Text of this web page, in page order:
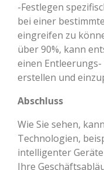
-Festlegen
bei einer
eingreifen zu
über 90%, kann
einen
erstellen und
Abschluss
Wie Sie sehen,
Technologien,
intelligenter
Ihre